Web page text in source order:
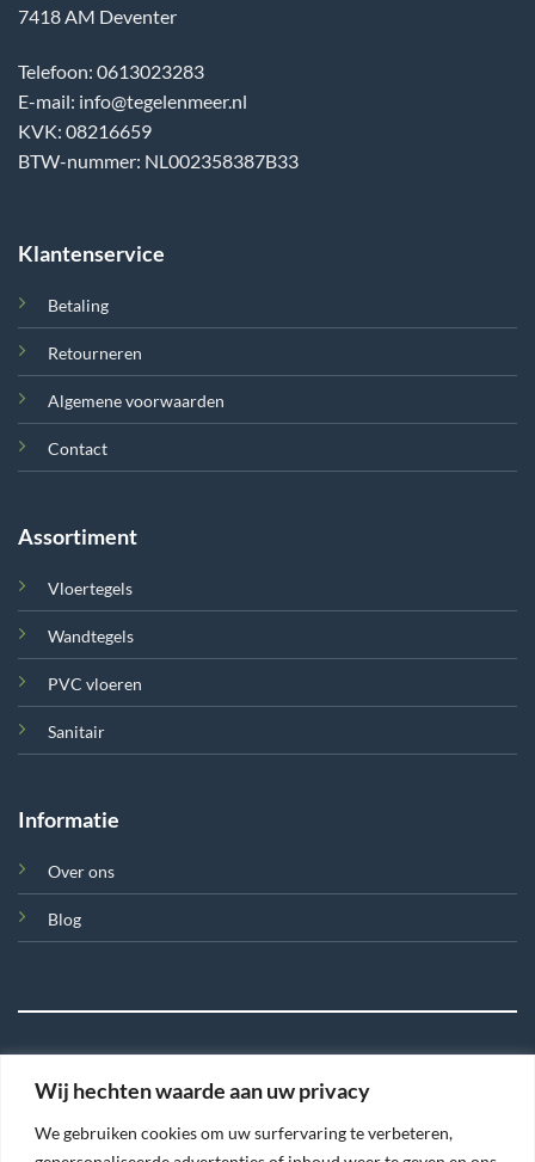
Wij hechten waarde aan uw privacy
We gebruiken cookies om uw surfervaring te verbeteren,
7418 AM Deventer
Telefoon: 0613023283
E-mail: info@tegelenmeer.nl
KVK: 08216659
BTW-nummer: NL002358387B33
Klantenservice
Betaling
Retourneren
Algemene voorwaarden
Contact
Assortiment
Vloertegels
Wandtegels
PVC vloeren
Sanitair
Informatie
Over ons
Blog
2026 Tegel en Meer